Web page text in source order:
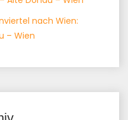
nach Wien:
– Wien